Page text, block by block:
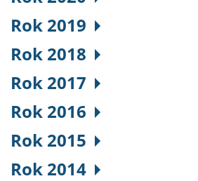
Rok 2019
Rok 2018
Rok 2017
Rok 2016
Rok 2015
Rok 2014